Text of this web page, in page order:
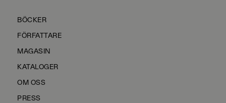
BÖCKER
FÖRFATTARE
MAGASIN
KATALOGER
OM OSS
PRESS